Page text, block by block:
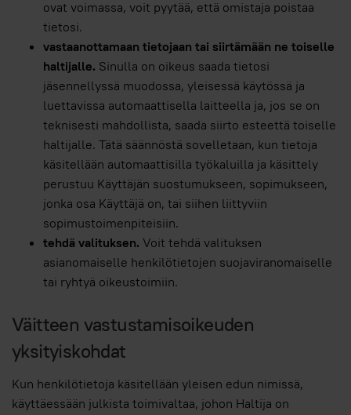
ovat voimassa, voit pyytää, että omistaja poistaa
tietosi.
vastaanottamaan tietojaan tai siirtämään ne toiselle
haltijalle. Sinulla on oikeus saada tietosi
jäsennellyssä muodossa, yleisessä käytössä ja
luettavissa automaattisella laitteella ja, jos se on
teknisesti mahdollista, saada siirto esteettä toiselle
haltijalle. Tätä säännöstä sovelletaan, kun tietoja
käsitellään automaattisilla työkaluilla ja käsittely
perustuu Käyttäjän suostumukseen, sopimukseen,
jonka osa Käyttäjä on, tai siihen liittyviin
sopimustoimenpiteisiin.
tehdä valituksen. Voit tehdä valituksen
asianomaiselle henkilötietojen suojaviranomaiselle
tai ryhtyä oikeustoimiin.
Väitteen vastustamisoikeuden
yksityiskohdat
Kun henkilötietoja käsitellään yleisen edun nimissä,
käyttäessään julkista toimivaltaa, johon Haltija on